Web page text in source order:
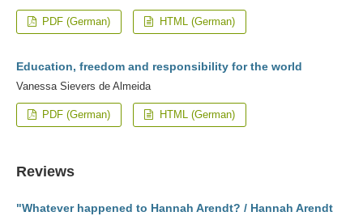
PDF (German) HTML (German)
Education, freedom and responsibility for the world
Vanessa Sievers de Almeida
PDF (German) HTML (German)
Reviews
"Whatever happened to Hannah Arendt? / Hannah Arendt